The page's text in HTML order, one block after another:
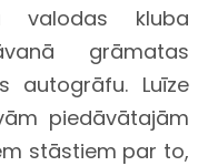
valodas kluba
grāmatas
autogrāfu. Luīze
piedāvātajām
stāstiem par to,